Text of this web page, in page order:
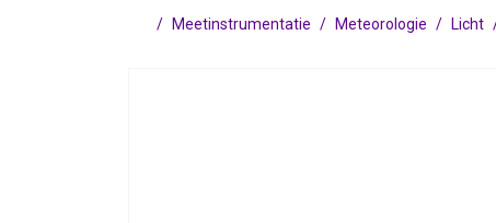
Startpagina
Meetinstrumentatie Meteorologie Licht